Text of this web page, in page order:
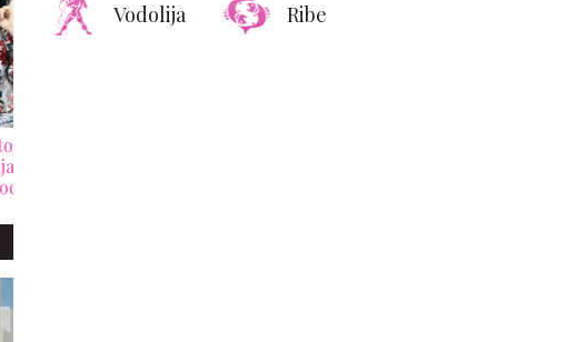
Vodolija Ribe